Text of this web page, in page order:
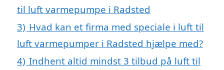
til luft varmepumpe i Radsted
3) Hvad kan et firma med speciale i luft til
luft varmepumper i Radsted hjælpe med?
4) Indhent altid mindst 3 tilbud på luft til